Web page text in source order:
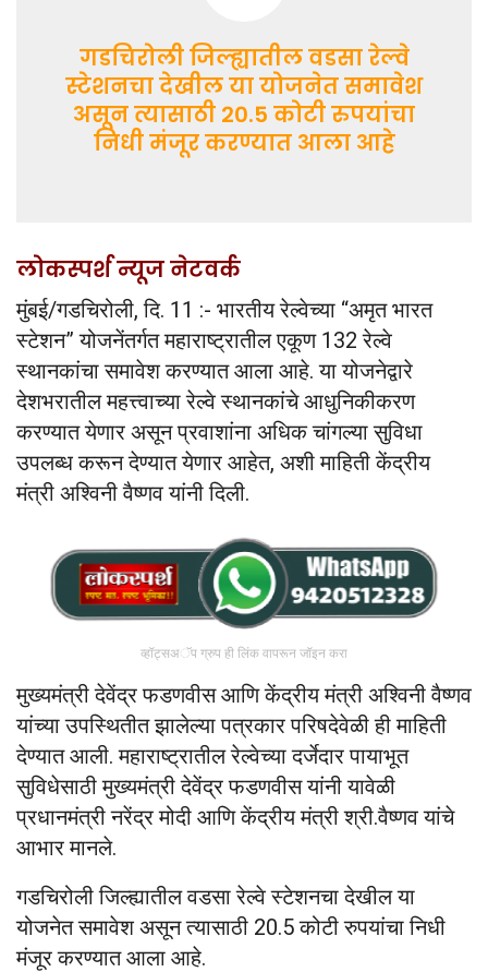
गडचिरोली जिल्ह्यातील वडसा रेल्वे
स्टेशनचा देखील या योजनेत समावेश
असून त्यासाठी 20.5 कोटी रुपयांचा
निधी मंजूर करण्यात आला आहे
लोकस्पर्श न्यूज नेटवर्क
मुंबई/गडचिरोली, दि. 11 :- भारतीय रेल्वेच्या “अमृत भारत
स्टेशन” योजनेंतर्गत महाराष्ट्रातील एकूण 132 रेल्वे
स्थानकांचा समावेश करण्यात आला आहे. या योजनेद्वारे
देशभरातील महत्त्वाच्या रेल्वे स्थानकांचे आधुनिकीकरण
करण्यात येणार असून प्रवाशांना अधिक चांगल्या सुविधा
उपलब्ध करून देण्यात येणार आहेत, अशी माहिती केंद्रीय
मंत्री अश्विनी वैष्णव यांनी दिली.
व्हॉट्सअॅप ग्रुप ही लिंक वापरून जॉइन करा
मुख्यमंत्री देवेंद्र फडणवीस आणि केंद्रीय मंत्री अश्विनी वैष्णव
यांच्या उपस्थितीत झालेल्या पत्रकार परिषदेवेळी ही माहिती
देण्यात आली. महाराष्ट्रातील रेल्वेच्या दर्जेदार पायाभूत
सुविधेसाठी मुख्यमंत्री देवेंद्र फडणवीस यांनी यावेळी
प्रधानमंत्री नरेंद्र मोदी आणि केंद्रीय मंत्री श्री.वैष्णव यांचे
आभार मानले.
गडचिरोली जिल्ह्यातील वडसा रेल्वे स्टेशनचा देखील या
योजनेत समावेश असून त्यासाठी 20.5 कोटी रुपयांचा निधी
मंजूर करण्यात आला आहे.